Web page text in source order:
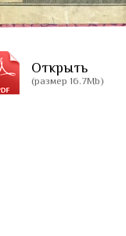
Открыть
(размер 16.7Mb)